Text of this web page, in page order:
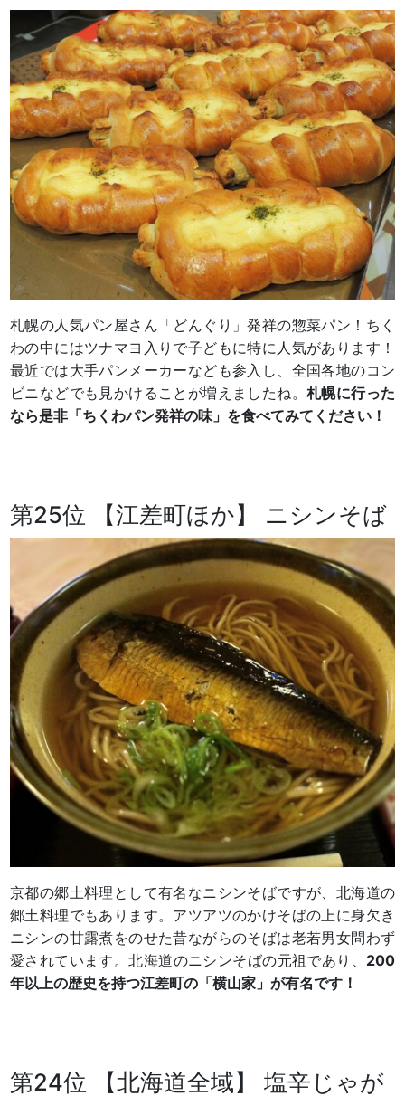
札幌の人気パン屋さん「どんぐり」発祥の惣菜パン！ちく
わの中にはツナマヨ入りで子どもに特に人気があります！
最近では大手パンメーカーなども参入し、全国各地のコン
ビニなどでも見かけることが増えましたね。札幌に行った
なら是非「ちくわパン発祥の味」を食べてみてください！
第25位 【江差町ほか】 ニシンそば
京都の郷土料理として有名なニシンそばですが、北海道の
郷土料理でもあります。アツアツのかけそばの上に身欠き
ニシンの甘露煮をのせた昔ながらのそばは老若男女問わず
愛されています。北海道のニシンそばの元祖であり、 200
年以上の歴史を持つ江差町の「横山家」が有名です！
第24位 【北海道全域】 塩辛じゃが